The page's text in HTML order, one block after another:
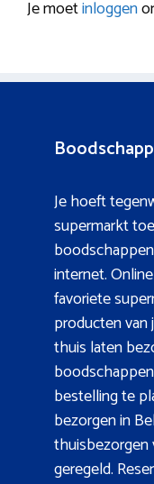
Je moetinloggen
Je hoeft
supermarkt
internet.
favoriete
producten
thuis laten
bestelling te
bezorgen in
thuisbezorgen
geregeld.